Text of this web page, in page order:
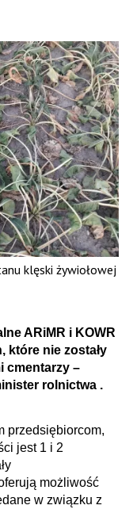
klęski żywiołowej
ARiMR i KOWR
które nie zostały
cmentarzy –
rolnictwa .
przedsiębiorcom,
jest 1 i 2
możliwość
w związku z